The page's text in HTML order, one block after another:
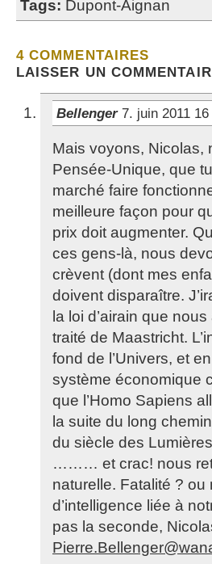
Tags: Dupont-Aignan
4 COMMENTAIRES
LAISSER UN
Bellenger 7. juin 2011
Mais voyons, Nicolas,
Pensée-Unique, que
marché faire
meilleure façon pour
prix doit augmenter.
ces gens-là, nous
crèvent (dont mes
doivent disparaître.
la loi d’airain que
traité de Maastricht.
fond de l’Univers, et
système économique
que l’Homo Sapiens
la suite du long
du siècle des
……… et crac! nous
naturelle. Fatalité ?
d’intelligence liée à
pas la seconde,